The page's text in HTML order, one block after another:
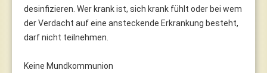
desinfizieren. Wer krank ist, sich krank fühlt oder bei wem
der Verdacht auf eine ansteckende Erkrankung besteht,
darf nicht teilnehmen.
Keine Mundkommunion